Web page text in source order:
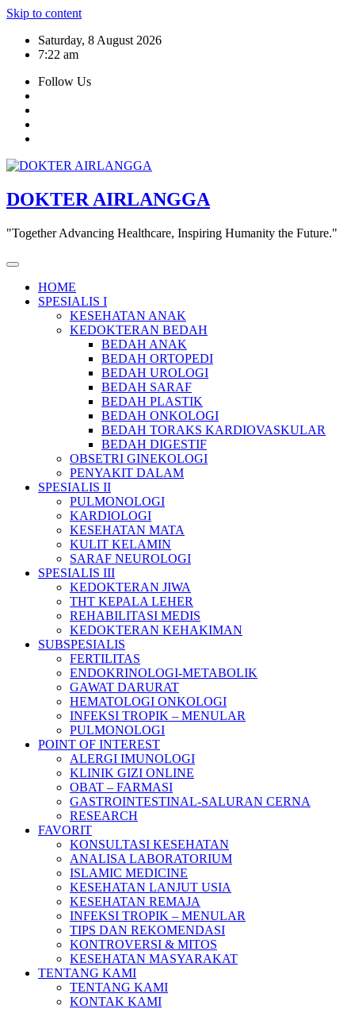
Skip to content
Saturday, 8 August 2026
7:22 am
Follow Us
DOKTER AIRLANGGA
"Together Advancing Healthcare, Inspiring Humanity the Future."
HOME
SPESIALIS I
KESEHATAN ANAK
KEDOKTERAN BEDAH
BEDAH ANAK
BEDAH ORTOPEDI
BEDAH UROLOGI
BEDAH SARAF
BEDAH PLASTIK
BEDAH ONKOLOGI
BEDAH TORAKS KARDIOVASKULAR
BEDAH DIGESTIF
OBSETRI GINEKOLOGI
PENYAKIT DALAM
SPESIALIS II
PULMONOLOGI
KARDIOLOGI
KESEHATAN MATA
KULIT KELAMIN
SARAF NEUROLOGI
SPESIALIS III
KEDOKTERAN JIWA
THT KEPALA LEHER
REHABILITASI MEDIS
KEDOKTERAN KEHAKIMAN
SUBSPESIALIS
FERTILITAS
ENDOKRINOLOGI-METABOLIK
GAWAT DARURAT
HEMATOLOGI ONKOLOGI
INFEKSI TROPIK – MENULAR
PULMONOLOGI
POINT OF INTEREST
ALERGI IMUNOLOGI
KLINIK GIZI ONLINE
OBAT – FARMASI
GASTROINTESTINAL-SALURAN CERNA
RESEARCH
FAVORIT
KONSULTASI KESEHATAN
ANALISA LABORATORIUM
ISLAMIC MEDICINE
KESEHATAN LANJUT USIA
KESEHATAN REMAJA
INFEKSI TROPIK – MENULAR
TIPS DAN REKOMENDASI
KONTROVERSI & MITOS
KESEHATAN MASYARAKAT
TENTANG KAMI
TENTANG KAMI
KONTAK KAMI